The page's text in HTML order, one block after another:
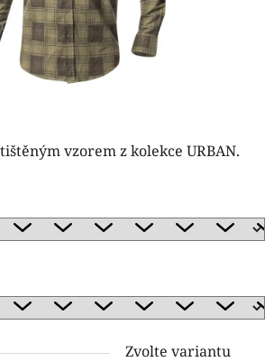
vzorem z kolekce URBAN.
Zvolte variantu